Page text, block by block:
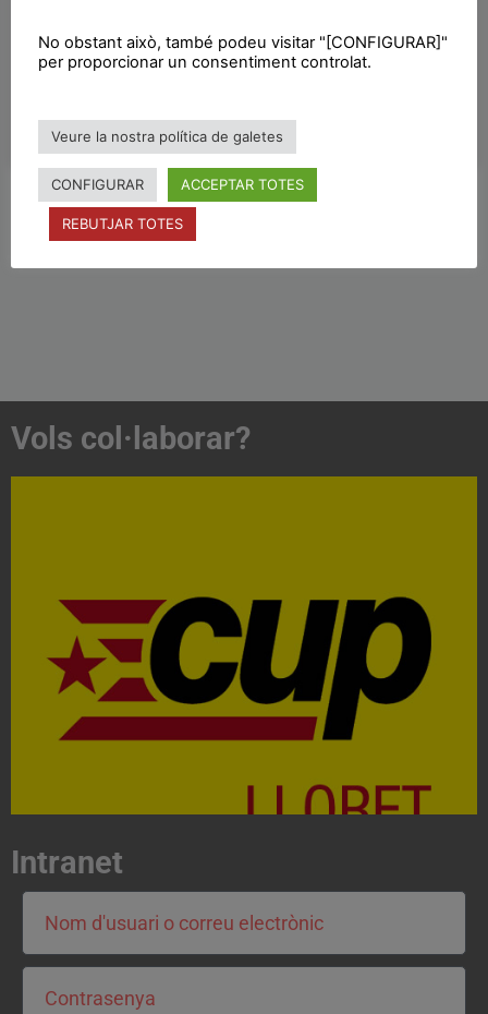
Costa Brava assegura que l’alcaldessa de Tossa de
Vols col·laborar?
Contacta'ns i treballa per fer realitat el projecte de
l'esquerra independentista i anticapitalista
CONTACTA
Intranet
No obstant això, també podeu visitar "[CONFIGURAR]"
per proporcionar un consentiment controlat.
Veure la nostra política de galetes
CONFIGURAR ACCEPTAR TOTES
REBUTJAR TOTES